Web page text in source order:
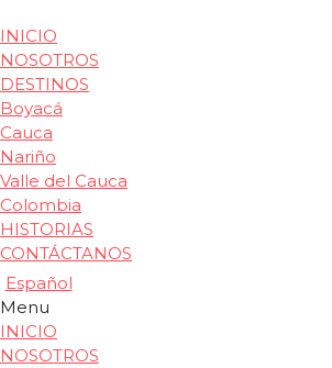
INICIO
NOSOTROS
DESTINOS
Boyacá
Cauca
Nariño
Valle del Cauca
Colombia
HISTORIAS
CONTÁCTANOS
Español
Menu
INICIO
NOSOTROS